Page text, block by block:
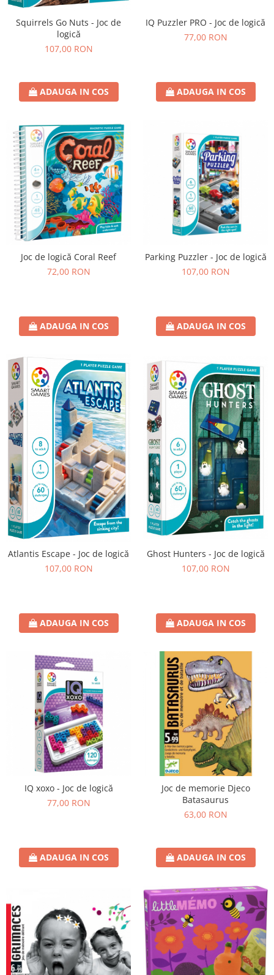
Squirrels Go Nuts - Joc de
logică
107,00 RON
ADAUGA IN COS
IQ Puzzler PRO - Joc de logică
77,00 RON
ADAUGA IN COS
Joc de logică Coral Reef
72,00 RON
ADAUGA IN COS
Parking Puzzler - Joc de logică
107,00 RON
ADAUGA IN COS
Atlantis Escape - Joc de logică
107,00 RON
ADAUGA IN COS
Ghost Hunters - Joc de logică
107,00 RON
ADAUGA IN COS
IQ xoxo - Joc de logică
77,00 RON
ADAUGA IN COS
Joc de memorie Djeco
Batasaurus
63,00 RON
ADAUGA IN COS